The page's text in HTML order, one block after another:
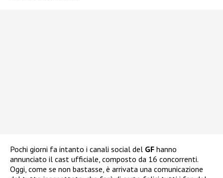
Pochi giorni fa intanto i canali social del GF hanno
annunciato il cast ufficiale, composto da 16 concorrenti.
Oggi, come se non bastasse, è arrivata una comunicazione